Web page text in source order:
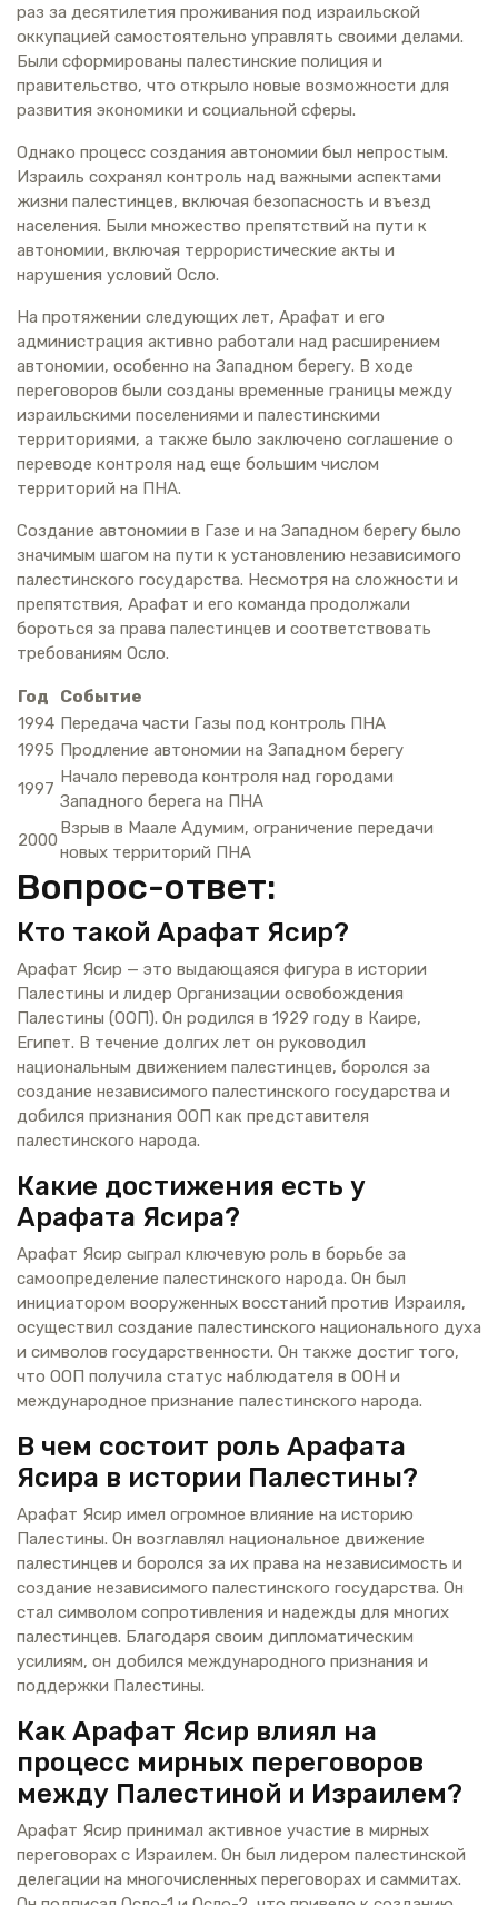
раз за десятилетия проживания под израильской
оккупацией самостоятельно управлять своими делами.
Были сформированы палестинские полиция и
правительство, что открыло новые возможности для
развития экономики и социальной сферы.
Однако процесс создания автономии был непростым.
Израиль сохранял контроль над важными аспектами
жизни палестинцев, включая безопасность и въезд
населения. Были множество препятствий на пути к
автономии, включая террористические акты и
нарушения условий Осло.
На протяжении следующих лет, Арафат и его
администрация активно работали над расширением
автономии, особенно на Западном берегу. В ходе
переговоров были созданы временные границы между
израильскими поселениями и палестинскими
территориями, а также было заключено соглашение о
переводе контроля над еще большим числом
территорий на ПНА.
Создание автономии в Газе и на Западном берегу было
значимым шагом на пути к установлению независимого
палестинского государства. Несмотря на сложности и
препятствия, Арафат и его команда продолжали
бороться за права палестинцев и соответствовать
требованиям Осло.
Год
Событие
1994 Передача части Газы под контроль ПНА
1995 Продление автономии на Западном берегу
1997
Начало перевода контроля над городами
Западного берега на ПНА
2000
Взрыв в Маале Адумим, ограничение передачи
новых территорий ПНА
Вопрос-ответ:
Кто такой Арафат Ясир?
Арафат Ясир — это выдающаяся фигура в истории
Палестины и лидер Организации освобождения
Палестины (ООП). Он родился в 1929 году в Каире,
Египет. В течение долгих лет он руководил
национальным движением палестинцев, боролся за
создание независимого палестинского государства и
добился признания ООП как представителя
палестинского народа.
Какие достижения есть у
Арафата Ясира?
Арафат Ясир сыграл ключевую роль в борьбе за
самоопределение палестинского народа. Он был
инициатором вооруженных восстаний против Израиля,
осуществил создание палестинского национального духа
и символов государственности. Он также достиг того,
что ООП получила статус наблюдателя в ООН и
международное признание палестинского народа.
В чем состоит роль Арафата
Ясира в истории Палестины?
Арафат Ясир имел огромное влияние на историю
Палестины. Он возглавлял национальное движение
палестинцев и боролся за их права на независимость и
создание независимого палестинского государства. Он
стал символом сопротивления и надежды для многих
палестинцев. Благодаря своим дипломатическим
усилиям, он добился международного признания и
поддержки Палестины.
Как Арафат Ясир влиял на
процесс мирных переговоров
между Палестиной и Израилем?
Арафат Ясир принимал активное участие в мирных
переговорах с Израилем. Он был лидером палестинской
делегации на многочисленных переговорах и саммитах.